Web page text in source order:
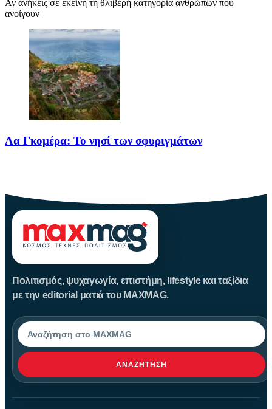
Αν ανήκεις σε εκείνη τη θλιβερή κατηγορία ανθρώπων που
ανοίγουν
Λα Γκομέρα: Το νησί των σφυριγμάτων
Πολιτισμός, ψυχαγωγία, επιστήμη, lifestyle και ταξίδια
με την editorial ματιά του MAXMAG.
Αναζήτηση
ΑΝΑΖΉΤΗΣΗ